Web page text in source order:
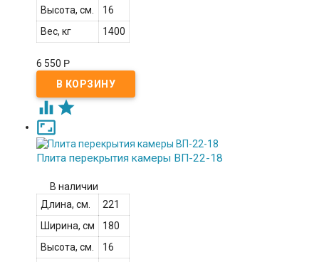
Высота, см.
16
Вес, кг
1400
6 550 Р
 

Плита перекрытия камеры ВП-22-18
В наличии
Длина, см.
221
Ширина, см
180
Высота, см.
16